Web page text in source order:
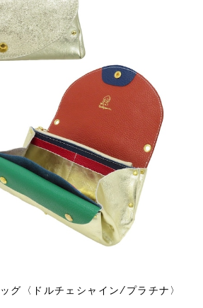
グ〈ドルチェシャイン/プラチナ〉